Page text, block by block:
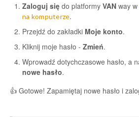
Zaloguj się do platformy VAN way w
na komputerze.
Przejdź do zakładki Moje konto.
Kliknij moje hasło - Zmień.
Wprowadź dotychczasowe hasło, a
nowe hasło.
👍 Gotowe! Zapamiętaj nowe hasło i